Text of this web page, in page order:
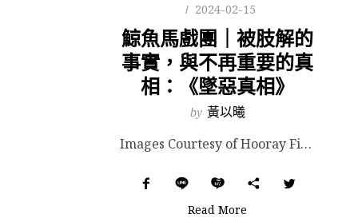
2024-02-15
鯨魚馬戲團｜被肢解的
事實，與不再重要的真
相：《墜惡真相》
by 黃以曦
Images Courtesy of Hooray Films. 榮獲 2023 年坎城影展金棕櫚獎...
Read More